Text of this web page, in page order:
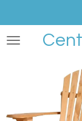
au
contenu